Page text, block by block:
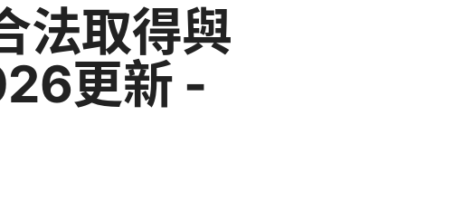
法取得與
更新 -